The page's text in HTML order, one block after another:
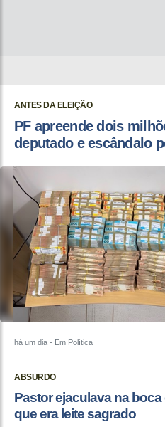
ANTES DA ELEIÇÃO
PF apreende dois
deputado e escândalo
há um dia - Em Política
ABSURDO
Pastor ejaculava na
que era leite sagrado